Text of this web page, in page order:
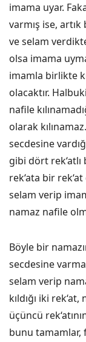
imama uyar.
varmış ise,
ve selam
olsa imama
imamla birlikte
olacaktır.
nafile
olarak
secdesine
gibi dört
rek‘ata bir
selam verip
namaz nafile
Böyle bir
secdesine
selam verip
kıldığı iki
üçüncü
bunu tamamlar,